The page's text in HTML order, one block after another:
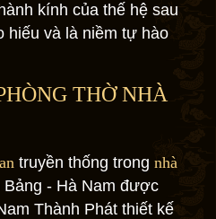
kính của thế hệ sau
hiếu và là niềm tự hào
THỜ NHÀ
truyền thống trong nhà
- Hà Nam được
Thành Phát thiết kế